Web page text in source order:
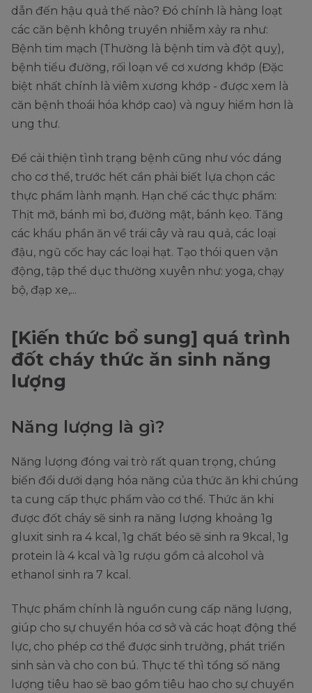
dẫn đến hậu quả thế nào? Đó chính là hàng loạt
các căn bệnh không truyền nhiễm xảy ra như:
Bệnh tim mạch (Thường là bệnh tim và đột quỵ),
bệnh tiểu đường, rối loạn về cơ xương khớp (Đặc
biệt nhất chính là viêm xương khớp - được xem là
căn bệnh thoái hóa khớp cao) và nguy hiểm hơn là
ung thư.
Để cải thiện tình trạng bệnh cũng như vóc dáng
cho cơ thể, trước hết cần phải biết lựa chọn các
thực phẩm lành mạnh. Hạn chế các thực phẩm:
Thịt mỡ, bánh mì bơ, đường mật, bánh kẹo. Tăng
các khẩu phần ăn về trái cây và rau quả, các loại
đậu, ngũ cốc hay các loại hạt. Tạo thói quen vận
động, tập thể dục thường xuyên như: yoga, chạy
bộ, đạp xe,...
[Kiến thức bổ sung] quá trình
đốt cháy thức ăn sinh năng
lượng
Năng lượng là gì?
Năng lượng đóng vai trò rất quan trọng, chúng
biến đổi dưới dạng hóa năng của thức ăn khi chúng
ta cung cấp thực phẩm vào cơ thể. Thức ăn khi
được đốt cháy sẽ sinh ra năng lượng khoảng 1g
gluxit sinh ra 4 kcal, 1g chất béo sẽ sinh ra 9kcal, 1g
protein là 4 kcal và 1g rượu gồm cả alcohol và
ethanol sinh ra 7 kcal.
Thực phẩm chính là nguồn cung cấp năng lượng,
giúp cho sự chuyển hóa cơ sở và các hoạt động thể
lực, cho phép cơ thể được sinh trưởng, phát triển
sinh sản và cho con bú. Thực tế thì tổng số năng
lượng tiêu hao sẽ bao gồm tiêu hao cho sự chuyển